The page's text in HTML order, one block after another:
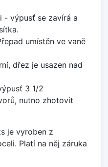
- výpusť se zavírá a
umístěn ve vaně
dřez je usazen nad
3 1/2
nutno zhotovit
je vyroben z
Platí na něj záruka